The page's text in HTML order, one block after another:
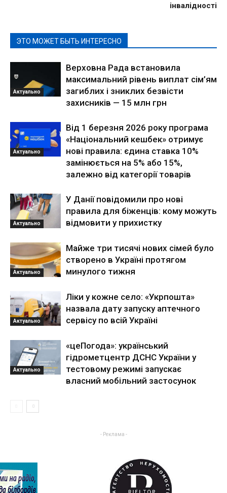
інвалідності
ЭТО МОЖЕТ БЫТЬ ИНТЕРЕСНО
Актуально
Верховна Рада встановила
максимальний рівень виплат сім’ям
загиблих і зниклих безвісти
захисників — 15 млн грн
Актуально
Від 1 березня 2026 року програма
«Національний кешбек» отримує
нові правила: єдина ставка 10%
замінюється на 5% або 15%,
залежно від категорії товарів
Актуально
У Данії повідомили про нові
правила для біженців: кому можуть
відмовити у прихистку
Актуально
Майже три тисячі нових сімей було
створено в Україні протягом
минулого тижня
Актуально
Ліки у кожне село: «Укрпошта»
назвала дату запуску аптечного
сервісу по всій Україні
Актуально
«цеПогода»: український
гідрометцентр ДСНС України у
тестовому режимі запускає
власний мобільний застосунок
- Реклама -